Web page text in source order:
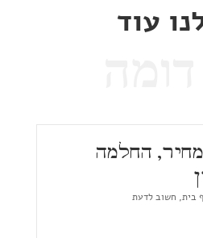
עוד
החלמה
בית, חשוב לדעת